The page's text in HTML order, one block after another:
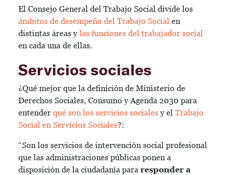
El Consejo General del Trabajo Social divide los
ámbitos de desempeño del Trabajo Social en
distintas áreas y las funciones del trabajador social
en cada una de ellas.
Servicios sociales
¿Qué mejor que la definición de Ministerio de
Derechos Sociales, Consumo y Agenda 2030 para
entender qué son los servicios socialesy el Trabajo
Social en Servicios Sociales?:
“Son los servicios de intervención social profesional
que las administraciones públicas ponen a
disposición de la ciudadanía para responder a